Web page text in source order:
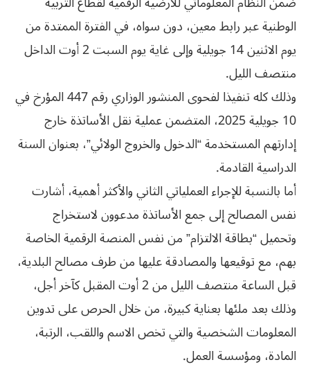
الوطنية عبر رابط معين، دون سواه، في الفترة الممتدة من
يوم الاثنين 14 جويلية وإلى غاية يوم السبت 2 أوت الداخل
منتصف الليل.
وذلك كله تنفيذا لفحوى المنشور الوزاري رقم 447 المؤرخ في
10 جويلية 2025، المتضمن عملية نقل الأساتذة خارج
إدارتهم المستخدمة “الدخول والخروج الولائي”، بعنوان السنة
الدراسية القادمة.
أما بالنسبة للإجراء العملياتي الثاني والأكثر أهمية، أشارت
نفس المصالح إلى جمع الأساتذة مدعوون لاستخراج
وتحميل “بطاقة الالتزام” من نفس المنصة الرقمية الخاصة
بهم، مع توقيعها والمصادقة عليها من طرف مصالح البلدية،
قبل الساعة منتصف الليل من 2 أوت المقبل كآخر أجل،
وذلك بعد ملئها بعناية كبيرة، من خلال الحرص على تدوين
المعلومات الشخصية والتي تخص الاسم واللقب، الرتبة،
المادة، ومؤسسة العمل.